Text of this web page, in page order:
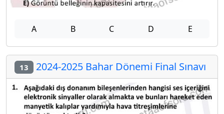
A B C D E
13 2024-2025 Bahar Dönemi Final Sınavı